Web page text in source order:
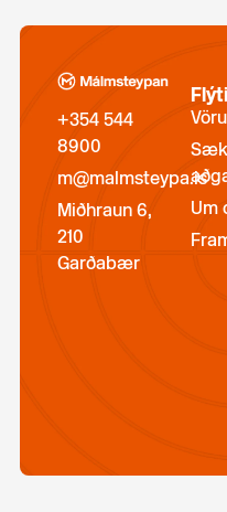
+354 544
8900
m@malmsteypa.is
Miðhraun 6,
210
Garðabær
Um